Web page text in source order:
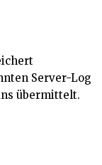
Server-Log
übermittelt.